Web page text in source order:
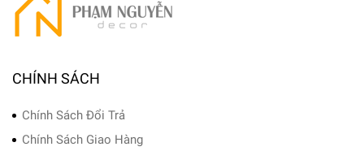
CHÍNH SÁCH
Chính Sách Đổi Trả
Chính Sách Giao Hàng